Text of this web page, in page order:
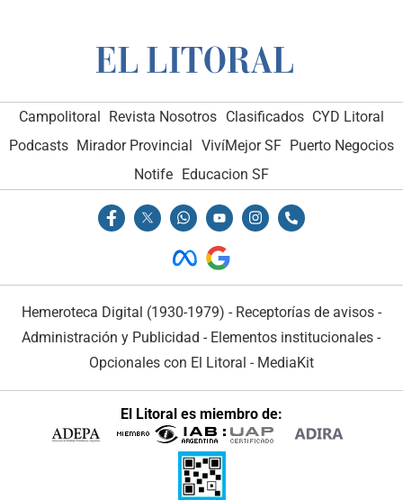
Campolitoral Revista Nosotros Clasificados CYD Litoral
Podcasts Mirador Provincial VivíMejor SF Puerto Negocios
Notife Educacion SF
Hemeroteca Digital (1930-1979) - Receptorías de avisos -
Administración y Publicidad - Elementos institucionales -
Opcionales con El Litoral - MediaKit
El Litoral es miembro de: